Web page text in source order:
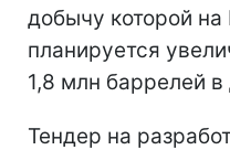
добычу которой
планируется
1,8 млн баррелей в
Тендер на